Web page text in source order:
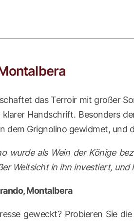
das Terroir mit großer
klarer Handschrift. Besonders
dem Grignolino gewidmet, und
wurde als Wein der Könige
Weitsicht in ihn investiert, und
Montalbera
geweckt? Probieren Sie